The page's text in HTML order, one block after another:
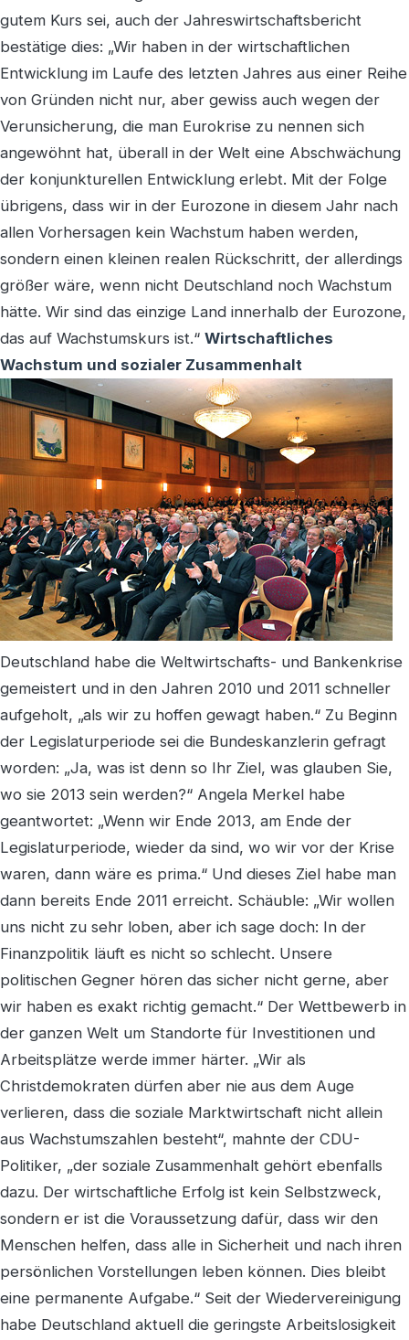
gutem Kurs sei, auch der Jahreswirtschaftsbericht
bestätige dies: „Wir haben in der wirtschaftlichen
Entwicklung im Laufe des letzten Jahres aus einer Reihe
von Gründen nicht nur, aber gewiss auch wegen der
Verunsicherung, die man Eurokrise zu nennen sich
angewöhnt hat, überall in der Welt eine Abschwächung
der konjunkturellen Entwicklung erlebt. Mit der Folge
übrigens, dass wir in der Eurozone in diesem Jahr nach
allen Vorhersagen kein Wachstum haben werden,
sondern einen kleinen realen Rückschritt, der allerdings
größer wäre, wenn nicht Deutschland noch Wachstum
hätte. Wir sind das einzige Land innerhalb der Eurozone,
das auf Wachstumskurs ist.“ Wirtschaftliches
Wachstum und sozialer Zusammenhalt
Deutschland habe die Weltwirtschafts- und Bankenkrise
gemeistert und in den Jahren 2010 und 2011 schneller
aufgeholt, „als wir zu hoffen gewagt haben.“ Zu Beginn
der Legislaturperiode sei die Bundeskanzlerin gefragt
worden: „Ja, was ist denn so Ihr Ziel, was glauben Sie,
wo sie 2013 sein werden?“ Angela Merkel habe
geantwortet: „Wenn wir Ende 2013, am Ende der
Legislaturperiode, wieder da sind, wo wir vor der Krise
waren, dann wäre es prima.“ Und dieses Ziel habe man
dann bereits Ende 2011 erreicht. Schäuble: „Wir wollen
uns nicht zu sehr loben, aber ich sage doch: In der
Finanzpolitik läuft es nicht so schlecht. Unsere
politischen Gegner hören das sicher nicht gerne, aber
wir haben es exakt richtig gemacht.“ Der Wettbewerb in
der ganzen Welt um Standorte für Investitionen und
Arbeitsplätze werde immer härter. „Wir als
Christdemokraten dürfen aber nie aus dem Auge
verlieren, dass die soziale Marktwirtschaft nicht allein
aus Wachstumszahlen besteht“, mahnte der CDU-
Politiker, „der soziale Zusammenhalt gehört ebenfalls
dazu. Der wirtschaftliche Erfolg ist kein Selbstzweck,
sondern er ist die Voraussetzung dafür, dass wir den
Menschen helfen, dass alle in Sicherheit und nach ihren
persönlichen Vorstellungen leben können. Dies bleibt
eine permanente Aufgabe.“ Seit der Wiedervereinigung
habe Deutschland aktuell die geringste Arbeitslosigkeit